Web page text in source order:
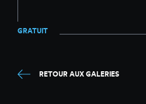
GRATUIT
RETOUR AUX GALERIES